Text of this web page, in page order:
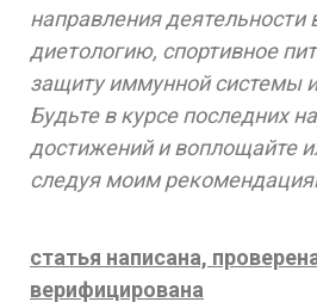
направления
диетологию, спортивное
защиту иммунной системы
Будьте в курсе последних
достижений и воплощайте
следуя моим
статья написана,
верифицирована